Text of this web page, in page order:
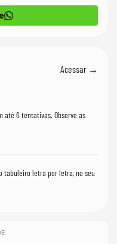
Acessar →
até 6 tentativas. Observe as
tabuleiro letra por letra, no seu